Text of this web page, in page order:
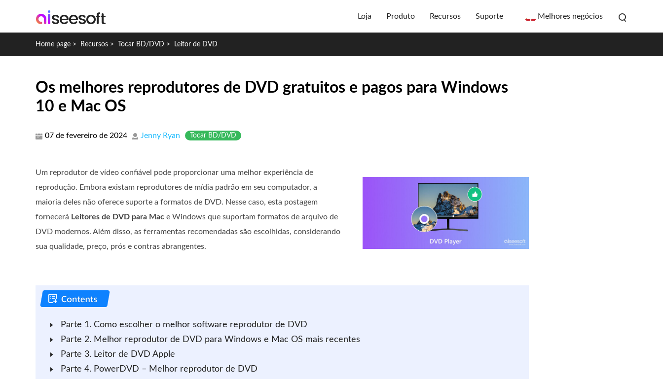
Loja Produto Recursos Suporte Melhores negócios
Home page > Recursos > Tocar BD/DVD > Leitor de DVD
Os melhores reprodutores de DVD gratuitos e pagos para Windows
10 e Mac OS
07 de fevereiro de 2024 Jenny Ryan Tocar BD/DVD
Um reprodutor de vídeo confiável pode proporcionar uma melhor experiência de
reprodução. Embora existam reprodutores de mídia padrão em seu computador, a
maioria deles não oferece suporte a formatos de DVD. Nesse caso, esta postagem
fornecerá Leitores de DVD para Mac e Windows que suportam formatos de arquivo de
DVD modernos. Além disso, as ferramentas recomendadas são escolhidas, considerando
sua qualidade, preço, prós e contras abrangentes.
Parte 1. Como escolher o melhor software reprodutor de DVD
Parte 2. Melhor reprodutor de DVD para Windows e Mac OS mais recentes
Parte 3. Leitor de DVD Apple
Parte 4. PowerDVD – Melhor reprodutor de DVD